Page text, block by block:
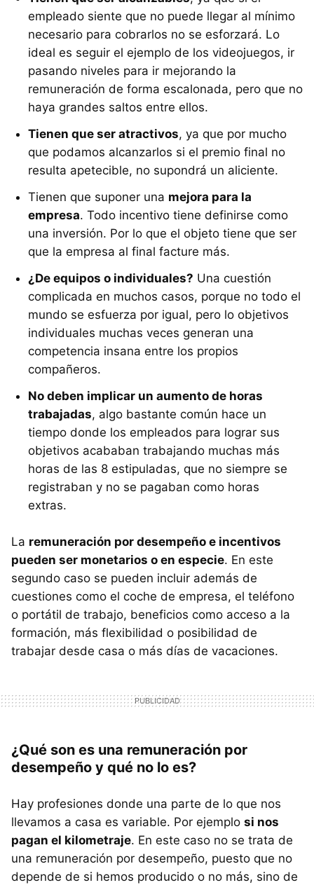
empleado siente que no puede llegar al mínimo
necesario para cobrarlos no se esforzará. Lo
ideal es seguir el ejemplo de los videojuegos, ir
pasando niveles para ir mejorando la
remuneración de forma escalonada, pero que no
haya grandes saltos entre ellos.
Tienen que ser atractivos, ya que por mucho
que podamos alcanzarlos si el premio final no
resulta apetecible, no supondrá un aliciente.
Tienen que suponer una mejora para la
empresa. Todo incentivo tiene definirse como
una inversión. Por lo que el objeto tiene que ser
que la empresa al final facture más.
¿De equipos o individuales? Una cuestión
complicada en muchos casos, porque no todo el
mundo se esfuerza por igual, pero lo objetivos
individuales muchas veces generan una
competencia insana entre los propios
compañeros.
No deben implicar un aumento de horas
trabajadas, algo bastante común hace un
tiempo donde los empleados para lograr sus
objetivos acababan trabajando muchas más
horas de las 8 estipuladas, que no siempre se
registraban y no se pagaban como horas
extras.
La remuneración por desempeño e incentivos
pueden ser monetarios o en especie. En este
segundo caso se pueden incluir además de
cuestiones como el coche de empresa, el teléfono
o portátil de trabajo, beneficios como acceso a la
formación, más flexibilidad o posibilidad de
trabajar desde casa o más días de vacaciones.
¿Qué son es una remuneración por
desempeño y qué no lo es?
Hay profesiones donde una parte de lo que nos
llevamos a casa es variable. Por ejemplo si nos
pagan el kilometraje. En este caso no se trata de
una remuneración por desempeño, puesto que no
depende de si hemos producido o no más, sino de